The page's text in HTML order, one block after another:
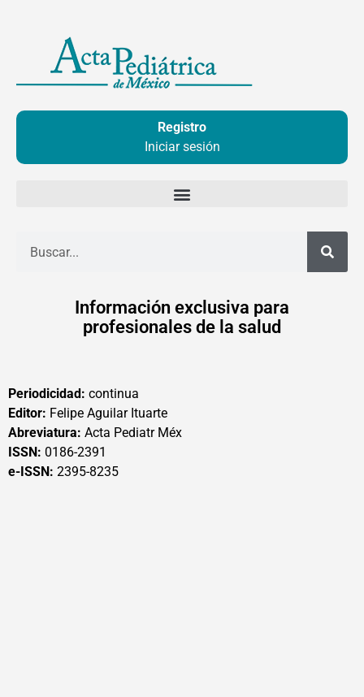
contenido
Registro
Iniciar sesión
Información exclusiva para
profesionales de la salud
Periodicidad: continua
Editor: Felipe Aguilar Ituarte
Abreviatura: Acta Pediatr Méx
ISSN: 0186-2391
e-ISSN: 2395-8235